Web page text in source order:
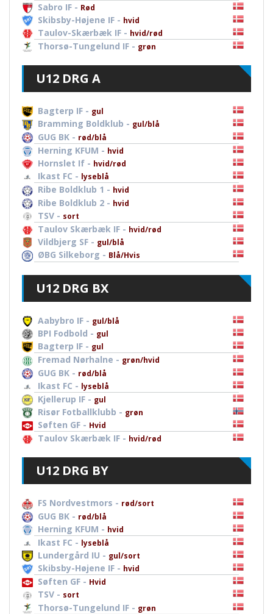
Sabro IF - Rød
Skibsby-Højene IF - hvid
Taulov-Skærbæk IF - hvid/rød
Thorsø-Tungelund IF - grøn
U12 DRG A
Bagterp IF - gul
Bramming Boldklub - gul/blå
GUG BK - rød/blå
Herning KFUM - hvid
Hornslet If - hvid/rød
Ikast FC - lyseblå
Ribe Boldklub 1 - hvid
Ribe Boldklub 2 - hvid
TSV - sort
Taulov Skærbæk IF - hvid/rød
Vildbjerg SF - gul/blå
ØBG Silkeborg - Blå/Hvis
U12 DRG BX
Aabybro IF - gul/blå
BPI Fodbold - gul
Bagterp IF - gul
Fremad Nørhalne - grøn/hvid
GUG BK - rød/blå
Ikast FC - lyseblå
Kjellerup IF - gul
Risør Fotballklubb - grøn
Søften GF - Hvid
Taulov Skærbæk IF - hvid/rød
U12 DRG BY
FS Nordvestmors - rød/sort
GUG BK - rød/blå
Herning KFUM - hvid
Ikast FC - lyseblå
Lundergård IU - gul/sort
Skibsby-Højene IF - hvid
Søften GF - Hvid
TSV - sort
Thorsø-Tungelund IF - grøn